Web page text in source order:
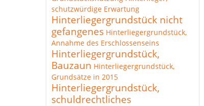
schutzwürdige Erwartung
Hinterliegergrundstück nicht
gefangenes Hinterliegergrundstück,
Annahme des Erschlossenseins
Hinterliegergrundstück,
Bauzaun Hinterliegergrundstück,
Grundsätze in 2015
Hinterliegergrundstück,
schuldrechtliches